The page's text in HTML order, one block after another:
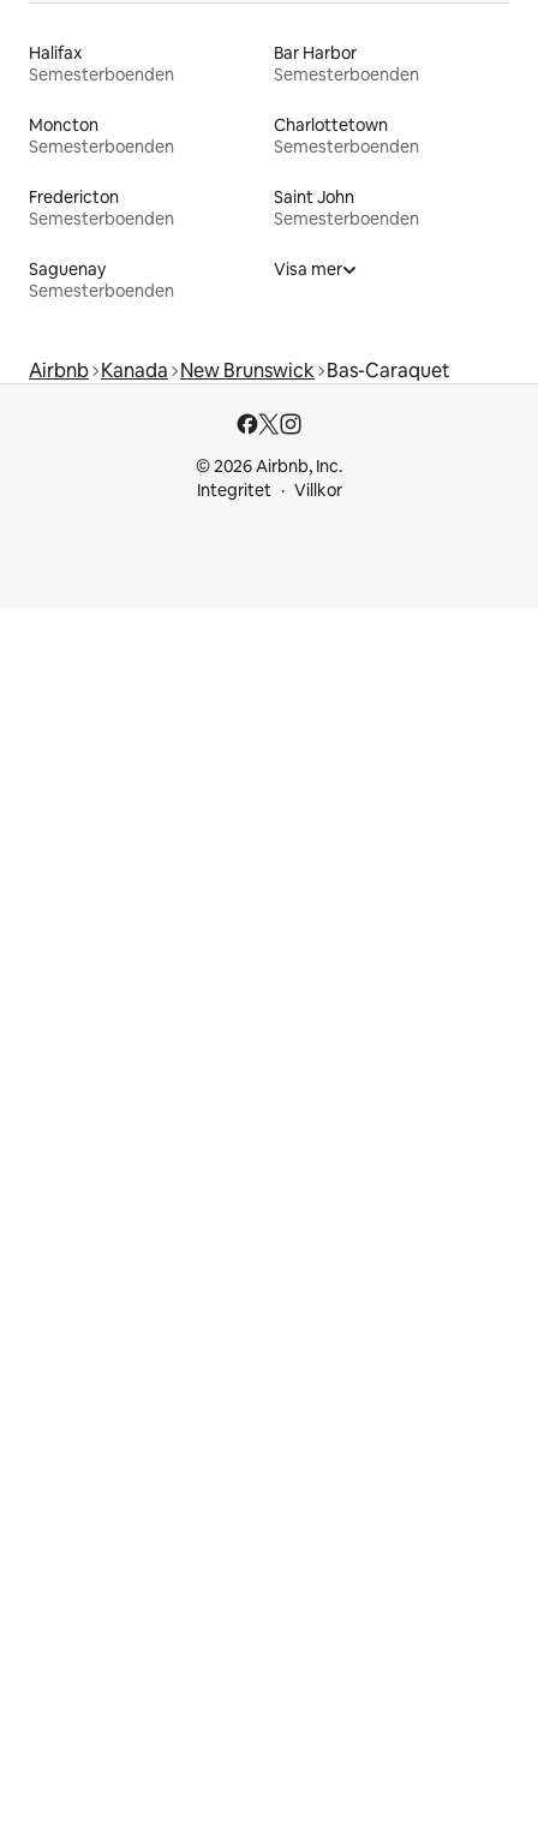
Halifax
Semesterboenden
Bar Harbor
Semesterboenden
Moncton
Semesterboenden
Charlottetown
Semesterboenden
Fredericton
Semesterboenden
Saint John
Semesterboenden
Saguenay
Semesterboenden
Visa mer
Airbnb Kanada New Brunswick Bas-Caraquet
© 2026 Airbnb, Inc.
Integritet
Villkor